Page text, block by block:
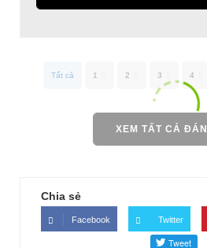
Tất cả 1 2 3 4
XEM TẤT CẢ
Chia sẻ
Facebook Twitter